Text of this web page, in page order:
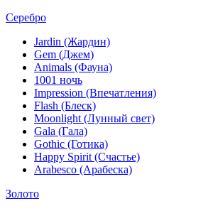
Серебро
Jardin (Жардин)
Gem (Джем)
Animals (Фауна)
1001 ночь
Impression (Впечатления)
Flash (Блеск)
Moonlight (Лунный свет)
Gala (Гала)
Gothic (Готика)
Happy Spirit (Счастье)
Arabesco (Арабеска)
Золото